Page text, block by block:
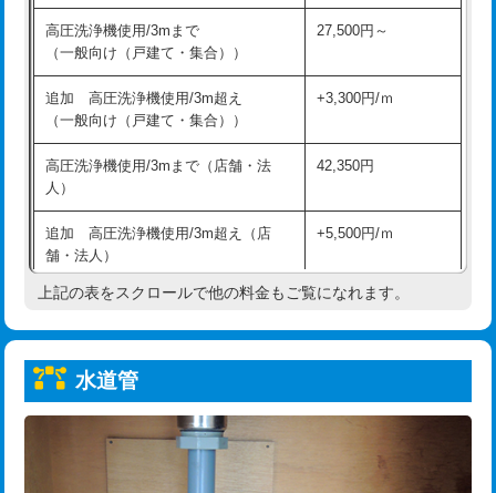
給水管工事※（バンド止め) 3,300円
給水管工事※（支持金具設置)
給水管工事※（保温材使用（バンド止
め込み）)
5,500円
給水管工事※（土の掘削・埋め戻し作
業)
11,000円
給水管工事※（塩ビ管（VP・HI）使
用/3ｍまで)
33,000円
給水管工事※（塩ビ管（VP・HI）使
+8,800円
給水管工事※（ライニング鋼管・銅
管・ポリ管・HT管使用/3ｍまで)
給水管工事※（ライニング鋼管・銅
管・ポリ管・HT管使用/3ｍ超え)
高圧洗浄機使用/3mまで
（一般向け（戸建て・集合））
27,500円～
追加 高圧洗浄機使用/3m超え
（一般向け（戸建て・集合））
+3,300円/ｍ
高圧洗浄機使用/3mまで（店舗・法
人）
42,350円
追加 高圧洗浄機使用/3m超え（店
舗・法人）
+5,500円/ｍ
高度高圧洗浄換 現地調査
トーラー機使用/3mまで
追加トーラー機使用/3m超え
33,000円
上記の表をスクロールで他の料金もご覧になれます。
水道管